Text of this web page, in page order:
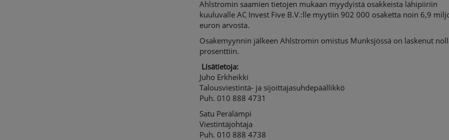
Ahlstromin saamien tietojen mukaan myydyistä osakkeista lähipiiriin
kuuluvalle AC Invest Five B.V.:lle myytiin 902 000 osaketta noin 6,9
euron arvosta.
Osakemyynnin jälkeen Ahlstromin omistus Munksjössä on laskenut
prosenttiin.
Lisätietoja:
Juho Erkheikki
Talousviestintä- ja sijoittajasuhdepäällikkö
Puh. 010 888 4731
Satu Perälämpi
Viestintäjohtaja
Puh. 010 888 4738